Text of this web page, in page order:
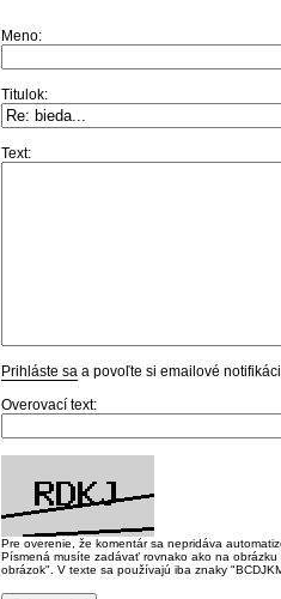
Meno:
Titulok:
Text:
Prihláste sa a povoľte si emailové
Overovací text:
Pre overenie, že komentár sa nepridáva
Písmená musíte zadávať rovnako ako na
obrázok". V texte sa používajú iba znaky